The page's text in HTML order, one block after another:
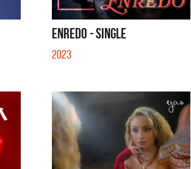
ENREDO - SINGLE
2023